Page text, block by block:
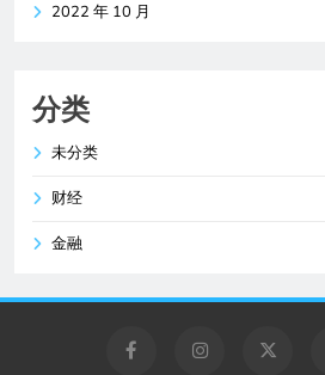
2022 年 10 月
分类
未分类
财经
金融